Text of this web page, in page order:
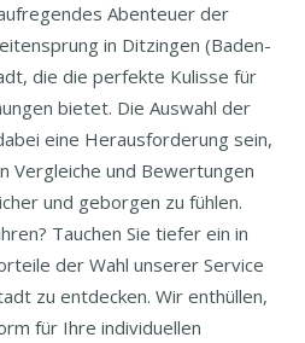
Abenteuer der
in Ditzingen (Baden-
die die perfekte Kulisse für
bietet. Die Auswahl der
eine Herausforderung sein,
Vergleiche und Bewertungen
und geborgen zu fühlen.
Tauchen Sie tiefer ein in
der Wahl unserer Service
zu entdecken. Wir enthüllen,
für Ihre individuellen